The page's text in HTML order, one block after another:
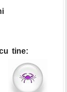
tine: